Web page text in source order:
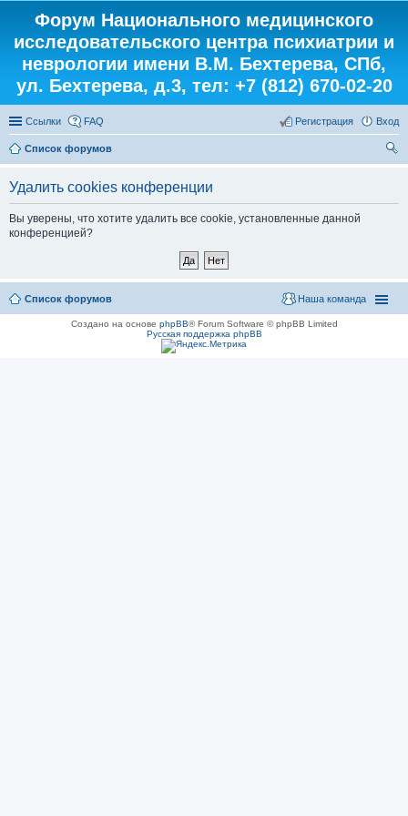
Форум Национального медицинского
исследовательского центра психиатрии и
неврологии имени В.М. Бехтерева, СПб,
ул. Бехтерева, д.3, тел: +7 (812) 670-02-20
Ссылки FAQ Вход
Регистрация
Список форумов
Удалить cookies конференции
Вы уверены, что хотите удалить все cookie, установленные данной
конференцией?
Список форумов Наша команда
Создано на основе phpBB® Forum Software © phpBB Limited
Русская поддержка phpBB